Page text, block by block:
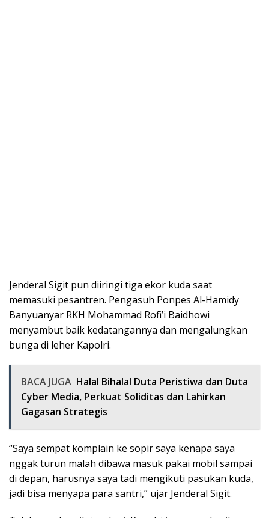
Jenderal Sigit pun diiringi tiga ekor kuda saat
memasuki pesantren. Pengasuh Ponpes Al-Hamidy
Banyuanyar RKH Mohammad Rofi’i Baidhowi
menyambut baik kedatangannya dan mengalungkan
bunga di leher Kapolri.
BACA JUGA Halal Bihalal Duta Peristiwa dan Duta
Cyber Media, Perkuat Soliditas dan Lahirkan
Gagasan Strategis
“Saya sempat komplain ke sopir saya kenapa saya
nggak turun malah dibawa masuk pakai mobil sampai
di depan, harusnya saya tadi mengikuti pasukan kuda,
jadi bisa menyapa para santri,” ujar Jenderal Sigit.